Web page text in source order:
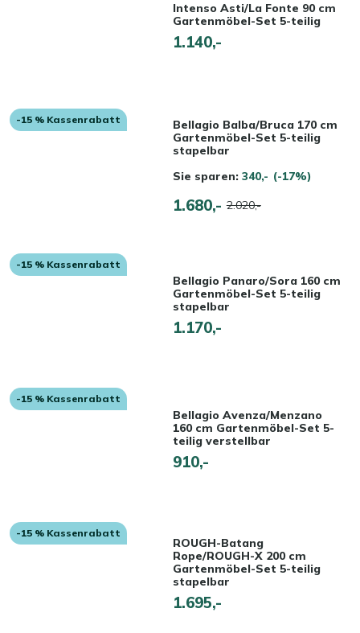
Intenso Asti/La Fonte 90 cm
Gartenmöbel-Set 5-teilig
1.140,-
-15 % Kassenrabatt
Bellagio Balba/Bruca 170 cm
Gartenmöbel-Set 5-teilig
stapelbar
Sie sparen: 340,- (-17%)
1.680,- 2.020,-
-15 % Kassenrabatt
Bellagio Panaro/Sora 160 cm
Gartenmöbel-Set 5-teilig
stapelbar
1.170,-
-15 % Kassenrabatt
Bellagio Avenza/Menzano
160 cm Gartenmöbel-Set 5-
teilig verstellbar
910,-
-15 % Kassenrabatt
ROUGH-Batang
Rope/ROUGH-X 200 cm
Gartenmöbel-Set 5-teilig
stapelbar
1.695,-